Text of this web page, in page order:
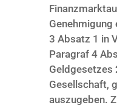
3 Absatz 1 in
Paragraf 4
Geldgesetzes
Gesellschaft,
auszugeben.